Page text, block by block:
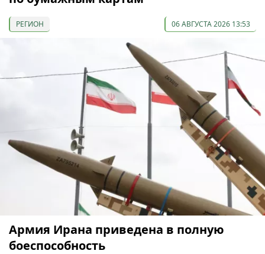
РЕГИОН 06 АВГУСТА 2026 13:53
Армия Ирана приведена в полную
боеспособность